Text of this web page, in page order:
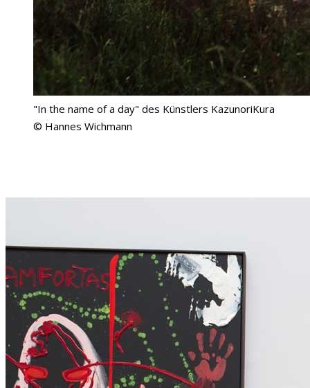
"In the name of a day" des Künstlers KazunoriKura
© Hannes Wichmann